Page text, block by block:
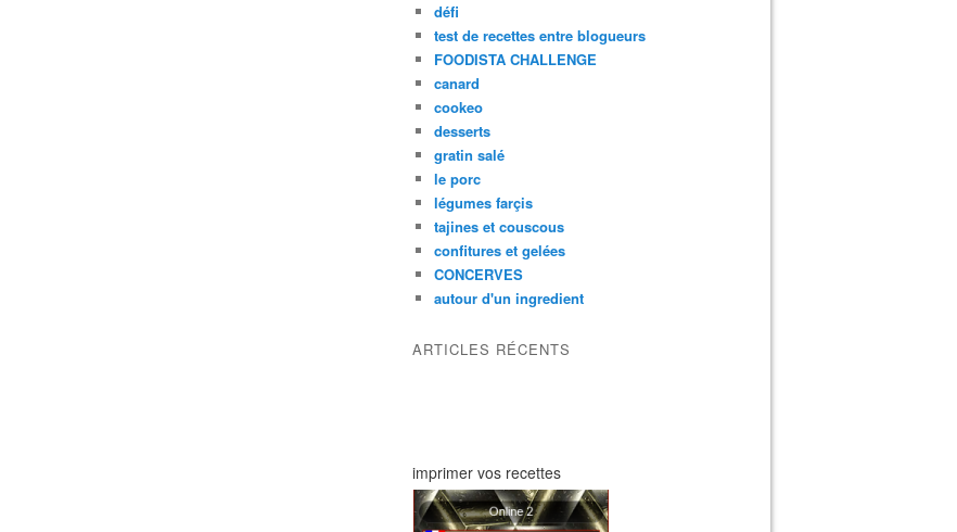
défi
test de recettes entre blogueurs
FOODISTA CHALLENGE
canard
cookeo
desserts
gratin salé
le porc
légumes farçis
tajines et couscous
confitures et gelées
CONCERVES
autour d'un ingredient
ARTICLES RÉCENTS
imprimer vos recettes